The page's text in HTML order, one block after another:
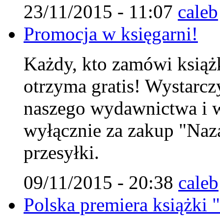
23/11/2015 - 11:07 caleb
Promocja w księgarni!
Każdy, kto zamówi
otrzyma gratis!
naszego wydawnictwa i
wyłącznie za zakup
przesyłki.
09/11/2015 - 20:38 caleb
Polska premiera